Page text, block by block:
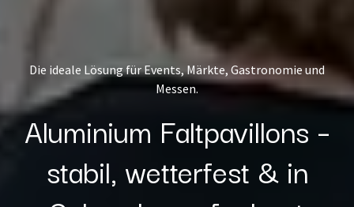
Die ideale Lösung für Events, Märkte, Gastronomie und
Messen.
Aluminium Faltpavillons –
stabil, wetterfest & in